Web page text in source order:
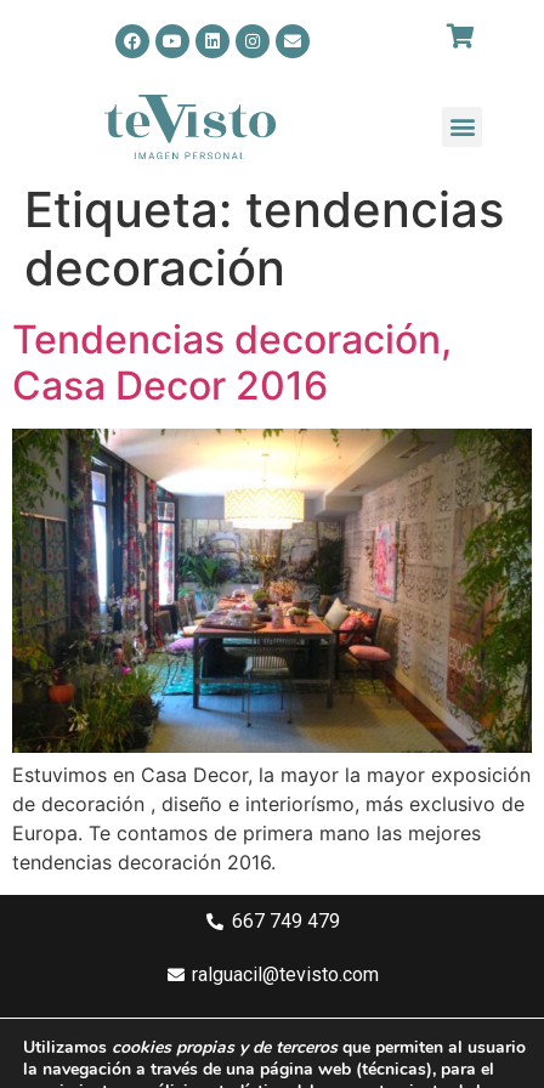
Etiqueta: tendencias
decoración
Tendencias decoración,
Casa Decor 2016
Estuvimos en Casa Decor, la mayor la mayor exposición
de decoración , diseño e interiorísmo, más exclusivo de
Europa. Te contamos de primera mano las mejores
tendencias decoración 2016.
667 749 479
ralguacil@tevisto.com
Utilizamos cookies propias y de tercerosque permiten al usuario
la navegación a través de una página web (técnicas), para el